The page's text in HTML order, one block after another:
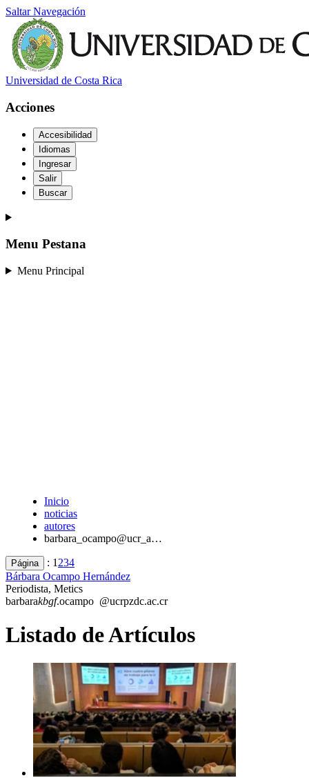
Saltar Navegación
Universidad de Costa Rica
Acciones
Accesibilidad
Idiomas
Ingresar
Salir
Buscar
Menu Pestana
Menu Principal
Inicio
noticias
autores
barbara_ocampo@ucr_a…
Página : 1 234
Bárbara Ocampo Hernández
Periodista, Metics
barbarakbgf.ocampo @ucrpzdc.ac.cr
Listado de Artículos